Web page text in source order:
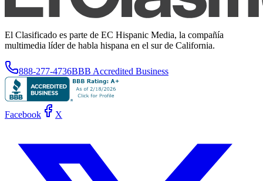
El Clasificado es parte de EC Hispanic Media, la compañía
multimedia líder de habla hispana en el sur de California.
888-277-4736BBB Accredited Business
Facebook X